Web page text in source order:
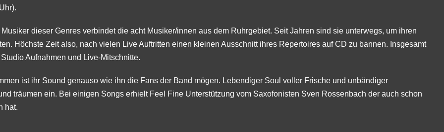
dieser Genres verbindet die acht Musiker/innen aus dem Ruhrgebiet. Seit Jahren sind sie unterwegs, um ihren
Höchste Zeit also, nach vielen Live Auftritten einen kleinen Ausschnitt ihres Repertoires auf CD zu bannen. Insgesamt
Aufnahmen und Live-Mitschnitte.
ist ihr Sound genauso wie ihn die Fans der Band mögen. Lebendiger Soul voller Frische und unbändiger
träumen ein. Bei einigen Songs erhielt Feel Fine Unterstützung vom Saxofonisten Sven Rossenbach der auch schon
hat.